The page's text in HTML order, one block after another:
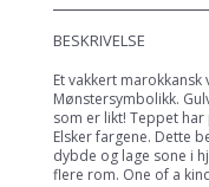
BESKRIVELSE
Et vakkert
Mønstersymbolikk.
som er likt! Teppet
Elsker fargene. Dette
dybde og lage sone i
flere rom. One of a